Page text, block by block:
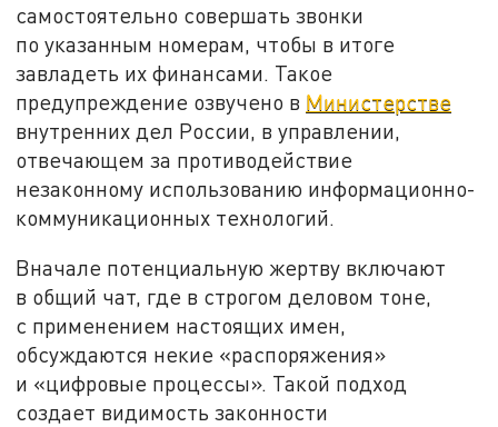
самостоятельно совершать звонки
по указанным номерам, чтобы в итоге
завладеть их финансами. Такое
предупреждение озвучено в Министерстве
внутренних дел России, в управлении,
отвечающем за противодействие
незаконному использованию информационно-
коммуникационных технологий.
Вначале потенциальную жертву включают
в общий чат, где в строгом деловом тоне,
с применением настоящих имен,
обсуждаются некие «распоряжения»
и «цифровые процессы». Такой подход
создает видимость законности